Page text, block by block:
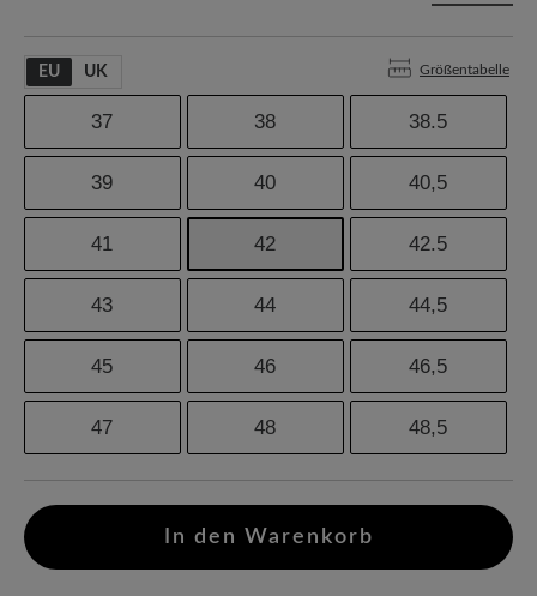
EU UK Größentabelle
37 38 38.5
39 40 40,5
41 42 42.5
43 44 44,5
45 46 46,5
47 48 48,5
In den Warenkorb